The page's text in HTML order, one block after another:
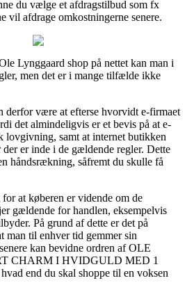
du vælge et afdragstilbud som fx
vil afdrage omkostningerne senere.
Lynggaard shop på nettet kan man i
men det er i mange tilfælde ikke
derfor være at efterse hvorvidt e-firmaet
det almindeligvis er et bevis på at e-
lovgivning, samt at internet butikken
er inde i de gældende regler. Dette
håndsrækning, såfremt du skulle få
at køberen er vidende om de
gældende for handlen, eksempelvis
På grund af dette er det på
man til enhver tid gemmer sin
kan bevidne ordren af OLE
CHARM I HVIDGULD MED 1
end du skal shoppe til en voksen